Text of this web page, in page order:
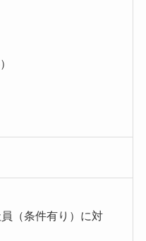
（条件有り）に対